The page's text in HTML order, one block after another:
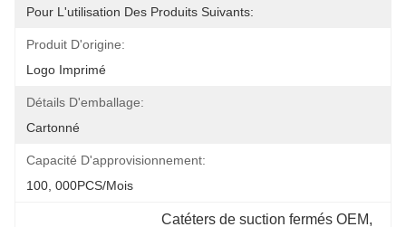
Pour L'utilisation Des Produits Suivants:
Produit D'origine:
Logo Imprimé
Détails D'emballage:
Cartonné
Capacité D'approvisionnement:
100, 000PCS/mois
Catéters de suction fermés OEM